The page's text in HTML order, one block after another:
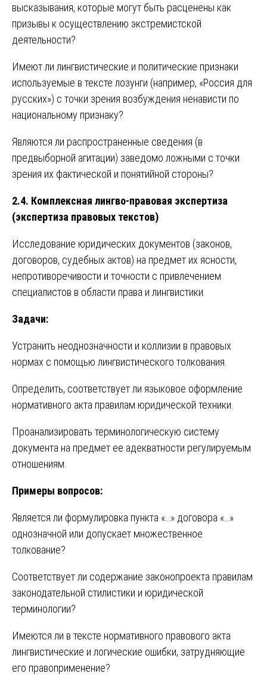
высказывания, которые могут быть расценены как
призывы к осуществлению экстремистской
деятельности?
Имеют ли лингвистические и политические признаки
используемые в тексте лозунги (например, «Россия для
русских») с точки зрения возбуждения ненависти по
национальному признаку?
Являются ли распространенные сведения (в
предвыборной агитации) заведомо ложными с точки
зрения их фактической и понятийной стороны?
2.4. Комплексная лингво-правовая экспертиза
(экспертиза правовых текстов)
Исследование юридических документов (законов,
договоров, судебных актов) на предмет их ясности,
непротиворечивости и точности с привлечением
специалистов в области права и лингвистики.
Задачи:
Устранить неоднозначности и коллизии в правовых
нормах с помощью лингвистического толкования.
Определить, соответствует ли языковое оформление
нормативного акта правилам юридической техники.
Проанализировать терминологическую систему
документа на предмет ее адекватности регулируемым
отношениям.
Примеры вопросов:
Является ли формулировка пункта «…» договора «…»
однозначной или допускает множественное
толкование?
Соответствует ли содержание законопроекта правилам
законодательной стилистики и юридической
терминологии?
Имеются ли в тексте нормативного правового акта
лингвистические и логические ошибки, затрудняющие
его правоприменение?